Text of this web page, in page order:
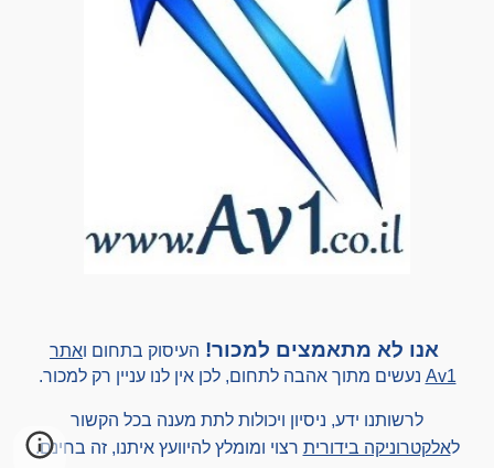
אנו לא מתאמצים למכור! העיסוק בתחום ואתר
Av1 נעשים מתוך אהבה לתחום, לכן אין לנו עניין רק למכור.
לרשותנו ידע, ניסיון ויכולות לתת מענה בכל הקשור
לאלקטרוניקה בידורית רצוי ומומלץ להיוועץ איתנו, זה בחינם.